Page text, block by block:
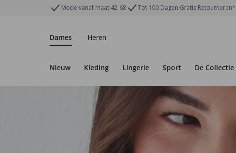
Mode vanaf maat 42-68 Tot 100 Dagen Gratis Retourneren*
Dames Heren
Nieuw Kleding Lingerie Sport De Collectie